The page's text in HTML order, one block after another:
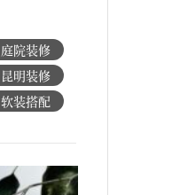
庭院装修
昆明装修
软装搭配